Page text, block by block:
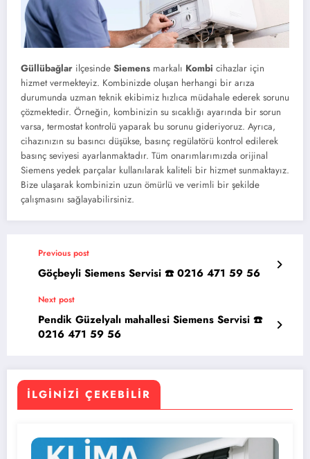
Güllübağlar ilçesinde Siemens markalı Kombi cihazlar için
hizmet vermekteyiz. Kombinizde oluşan herhangi bir arıza
durumunda uzman teknik ekibimiz hızlıca müdahale ederek sorunu
çözmektedir. Örneğin, kombinizin su sıcaklığı ayarında bir sorun
varsa, termostat kontrolü yaparak bu sorunu gideriyoruz. Ayrıca,
cihazınızın su basıncı düşükse, basınç regülatörü kontrol edilerek
basınç seviyesi ayarlanmaktadır. Tüm onarımlarımızda orijinal
Siemens yedek parçalar kullanılarak kaliteli bir hizmet sunmaktayız.
Bize ulaşarak kombinizin uzun ömürlü ve verimli bir şekilde
çalışmasını sağlayabilirsiniz.
Previous post
Göçbeyli Siemens Servisi ☎️ 0216 471 59 56
Next post
Pendik Güzelyalı mahallesi Siemens Servisi ☎️
0216 471 59 56
İLGINIZI ÇEKEBILIR